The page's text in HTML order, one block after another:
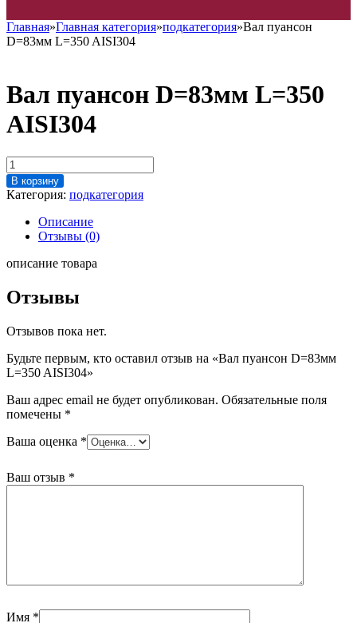
Главная»Главная категория»подкатегория»Вал пуансон
D=83мм L=350 AISI304
Вал пуансон D=83мм L=350
AISI304
Количество
товара
Вал
пуансон
D=83мм
L=350
В корзину
Категория: подкатегория
Описание
Отзывы (0)
описание товара
Отзывы
Отзывов пока нет.
Будьте первым, кто оставил отзыв на «Вал пуансон D=83мм
L=350 AISI304»
Ваш адрес email не будет опубликован. Обязательные поля
помечены *
Ваша оценка *
Ваш отзыв *
Имя *